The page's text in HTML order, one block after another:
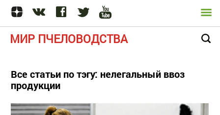
МИР ПЧЕЛОВОДСТВА
Все статьи по тэгу: нелегальный ввоз
продукции